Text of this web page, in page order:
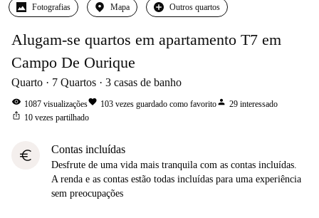
Fotografias Mapa Outros quartos
Alugam-se quartos em apartamento T7 em
Campo De Ourique
Quarto 7 Quartos 3 casas de banho
visibility 1087 visualizaçõesfavorite 103 vezes guardado como favoritoperson 29 interessado
ios_share 10 vezes partilhado
euro Contas incluídas
Desfrute de uma vida mais tranquila com as contas incluídas.
A renda e as contas estão todas incluídas para uma experiência
sem preocupações